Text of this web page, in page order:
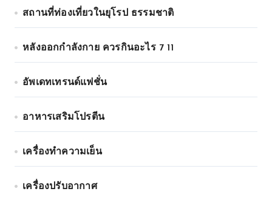
สถานที่ท่องเที่ยวในยุโรป ธรรมชาติ
หลังออกกําลังกาย ควรกินอะไร 7 11
อัพเดทเทรนด์แฟชั่น
อาหารเสริมโปรตีน
เครื่องทำความเย็น
เครื่องปรับอากาศ